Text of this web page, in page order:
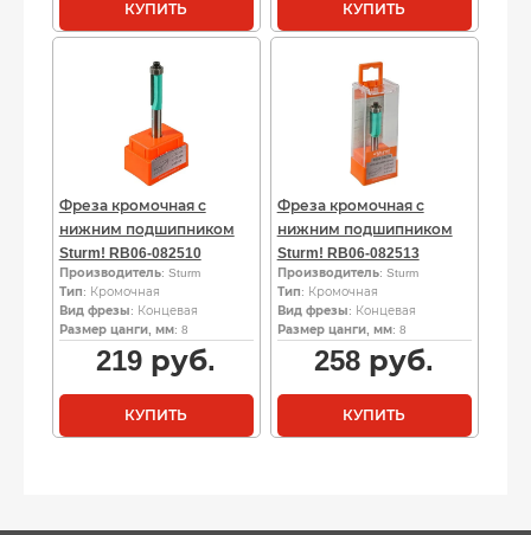
КУПИТЬ КУПИТЬ
Фреза кромочная с
нижним подшипником
Sturm! RB06-082510
Производитель: Sturm
Тип: Кромочная
Вид фрезы: Концевая
Размер цанги, мм: 8
219 руб.
КУПИТЬ
Фреза кромочная с
нижним подшипником
Sturm! RB06-082513
Производитель: Sturm
Тип: Кромочная
Вид фрезы: Концевая
Размер цанги, мм: 8
258 руб.
КУПИТЬ